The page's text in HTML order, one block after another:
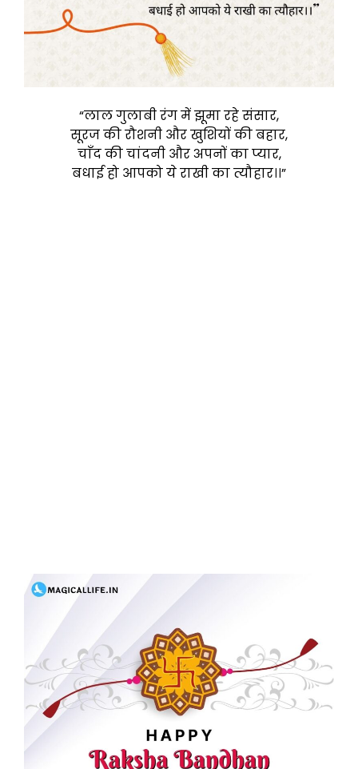
“लाल गुलाबी रंग में झूमा रहे संसार,
सूरज की रौशनी और खुशियों की बहार,
चाँद की चांदनी और अपनों का प्यार,
बधाई हो आपको ये राखी का त्यौहार।।”